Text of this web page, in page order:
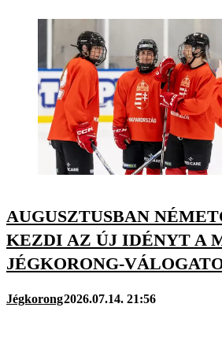
AUGUSZTUSBAN
KEZDI AZ ÚJ IDÉNYT A
JÉGKORONG-
Jégkorong2026.07.14. 21:56